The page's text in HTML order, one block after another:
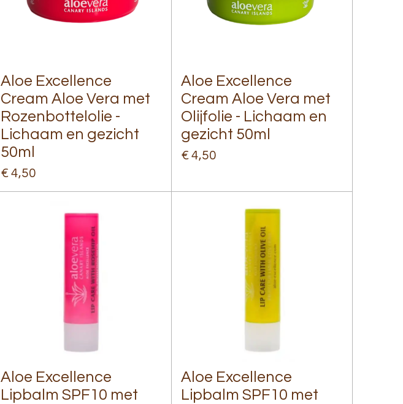
Aloe Excellence
Cream Aloe Vera met
Rozenbottelolie -
Lichaam en gezicht
50ml
€ 4,50
Aloe Excellence
Cream Aloe Vera met
Olijfolie - Lichaam en
gezicht 50ml
€ 4,50
Aloe Excellence
Lipbalm SPF10 met
Aloe Excellence
Lipbalm SPF10 met